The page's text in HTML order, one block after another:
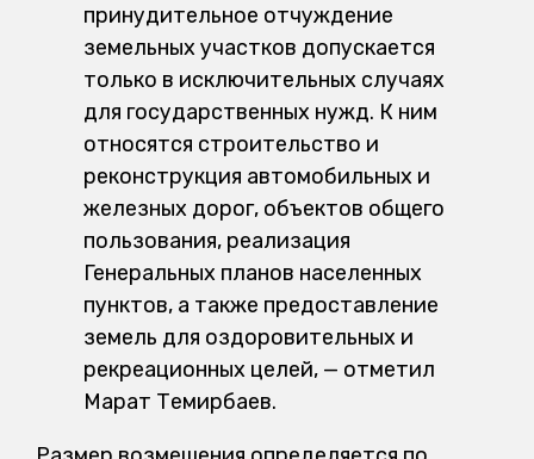
принудительное отчуждение
земельных участков допускается
только в исключительных случаях
для государственных нужд. К ним
относятся строительство и
реконструкция автомобильных и
железных дорог, объектов общего
пользования, реализация
Генеральных планов населенных
пунктов, а также предоставление
земель для оздоровительных и
рекреационных целей, — отметил
Марат Темирбаев.